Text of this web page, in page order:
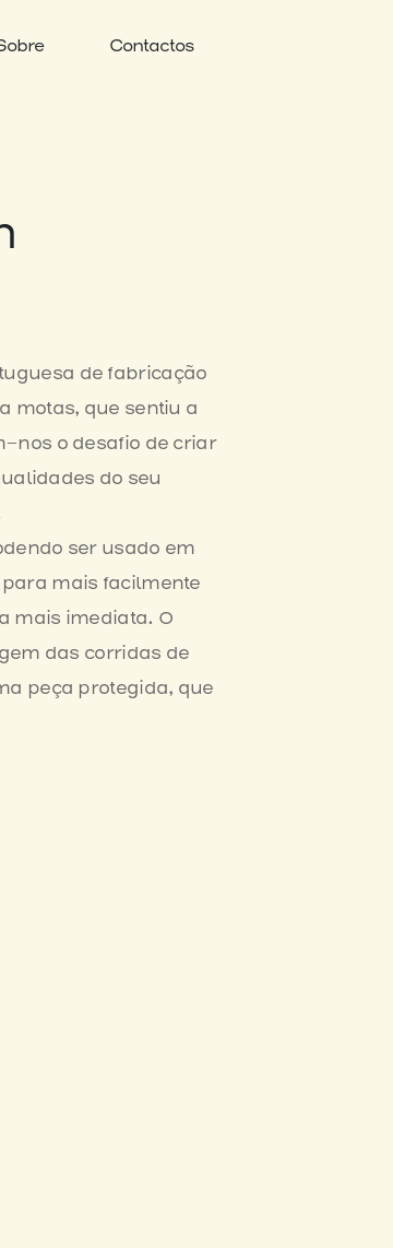
Contactos
de fabricação
motas, que sentiu a
nos o desafio de criar
do seu
ser usado em
mais facilmente
mais imediata. O
das corridas de
peça protegida, que